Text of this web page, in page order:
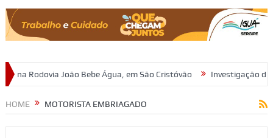
em São Cristóvão Investigação da Polícia Civil resulta em
HOME MOTORISTA EMBRIAGADO